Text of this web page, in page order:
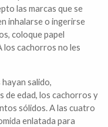
las marcas que se
inhalarse o ingerirse
coloque papel
los cachorros no les
salido,
de edad, los cachorros y
sólidos. A las cuatro
enlatada para